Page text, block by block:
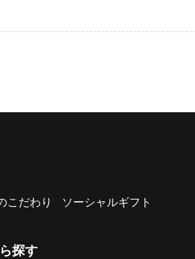
こだわり ソーシャルギフト
探す